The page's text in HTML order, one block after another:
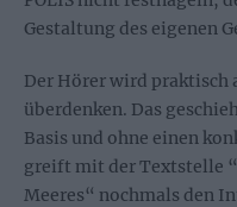
Gestaltung des eigenen
Der Hörer wird praktisch
überdenken. Das
Basis und ohne einen
greift mit der Textstelle
Meeres“ nochmals den